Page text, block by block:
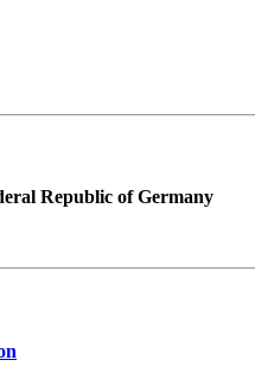
Republic of Germany